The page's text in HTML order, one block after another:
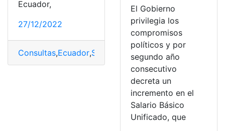
Ecuador,
27/12/2022
Consultas,Ecuador,Salario Salario Básico, Salario
El Gobierno
privilegia los
compromisos
políticos y por
segundo año
consecutivo
decreta un
incremento en el
Salario Básico
Unificado, que